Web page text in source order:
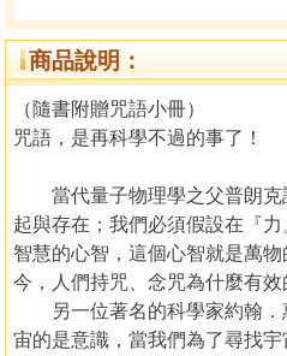
商品說明：
（隨書附贈咒語小冊）
咒語，是再科學不過的事了！
當代量子物理學之父普朗克
起與存在；我們必須假設在『
智慧的心智，這個心智就是萬
今，人們持咒、念咒為什麼有效
另一位著名的科學家約翰．
宙的是意識，當我們為了尋找